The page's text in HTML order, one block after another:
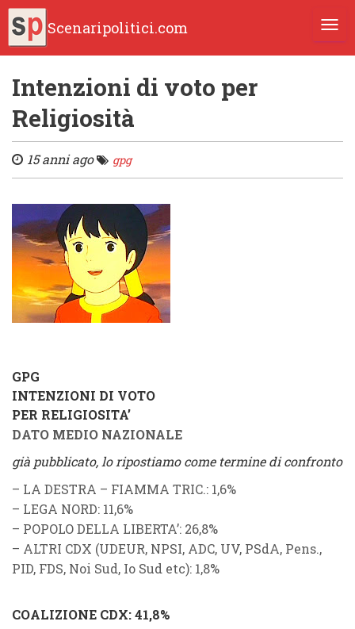
Scenaripolitici.com
Intenzioni di voto per
Religiosità
15 anni ago gpg
GPG
INTENZIONI DI VOTO
PER RELIGIOSITA’
DATO MEDIO NAZIONALE
già pubblicato, lo ripostiamo come termine di confronto
– LA DESTRA – FIAMMA TRIC.: 1,6%
– LEGA NORD: 11,6%
– POPOLO DELLA LIBERTA’: 26,8%
– ALTRI CDX (UDEUR, NPSI, ADC, UV, PSdA, Pens.,
PID, FDS, Noi Sud, Io Sud etc): 1,8%
COALIZIONE CDX: 41,8%